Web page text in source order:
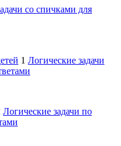
со спичками для
1 Логические задачи
Логические задачи по